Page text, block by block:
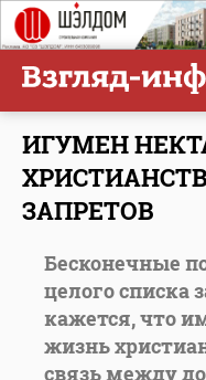
ИГУМЕН
ЗАПРЕТОВ
Бесконечные
целого списка
кажется, что
жизнь
связь между